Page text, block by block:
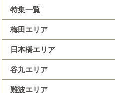
特集一覧
梅田エリア
日本橋エリア
谷九エリア
難波エリア